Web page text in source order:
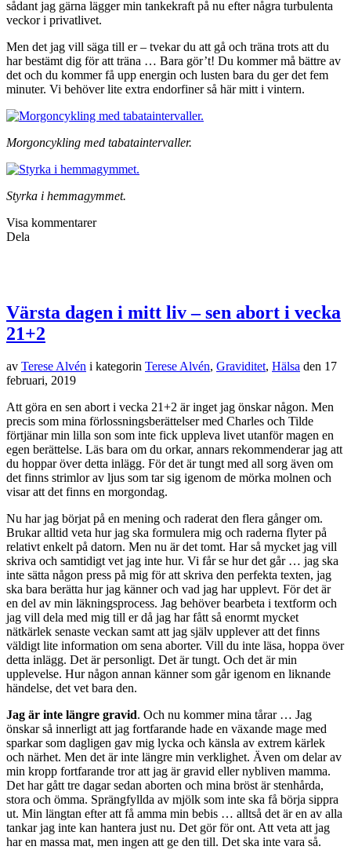
sådant jag gärna lägger min tankekraft på nu efter några turbulenta
veckor i privatlivet.
Men det jag vill säga till er – tvekar du att gå och träna trots att du
har bestämt dig för att träna … Bara gör’t! Du kommer må bättre av
det och du kommer få upp energin och lusten bara du ger det fem
minuter. Vi behöver lite extra endorfiner så här mitt i vintern.
Morgoncykling med tabataintervaller.
Styrka i hemmagymmet.
Visa kommentarer
Dela
Värsta dagen i mitt liv – sen abort i vecka
21+2
av Terese Alvén i kategorin Terese Alvén, Graviditet, Hälsa den 17
februari, 2019
Att göra en sen abort i vecka 21+2 är inget jag önskar någon. Men
precis som mina förlossningsberättelser med Charles och Tilde
förtjänar min lilla son som inte fick uppleva livet utanför magen en
egen berättelse. Läs bara om du orkar, annars rekommenderar jag att
du hoppar över detta inlägg. För det är tungt med all sorg även om
det finns strimlor av ljus som tar sig igenom de mörka molnen och
visar att det finns en morgondag.
Nu har jag börjat på en mening och raderat den flera gånger om.
Brukar alltid veta hur jag ska formulera mig och raderna flyter på
relativt enkelt på datorn. Men nu är det tomt. Har så mycket jag vill
skriva och samtidigt vet jag inte hur. Vi får se hur det går … jag ska
inte sätta någon press på mig för att skriva den perfekta texten, jag
ska bara berätta hur jag känner och vad jag har upplevt. För det är
en del av min läkningsprocess. Jag behöver bearbeta i textform och
jag vill dela med mig till er då jag har fått så enormt mycket
nätkärlek senaste veckan samt att jag själv upplever att det finns
väldigt lite information om sena aborter. Vill du inte läsa, hoppa över
detta inlägg. Det är personligt. Det är tungt. Och det är min
upplevelse. Hur någon annan känner som går igenom en liknande
händelse, det vet bara den.
Jag är inte längre gravid. Och nu kommer mina tårar … Jag
önskar så innerligt att jag fortfarande hade en växande mage med
sparkar som dagligen gav mig lycka och känsla av extrem kärlek
och närhet. Men det är inte längre min verklighet. Även om delar av
min kropp fortfarande tror att jag är gravid eller nybliven mamma.
Det har gått tre dagar sedan aborten och mina bröst är stenhårda,
stora och ömma. Sprängfyllda av mjölk som inte ska få börja sippra
ut. Min längtan efter att få amma min bebis … alltså det är en av alla
tankar jag inte kan hantera just nu. Det gör för ont. Att veta att jag
har en massa mat, men ingen att ge den till. Det ska inte vara så.